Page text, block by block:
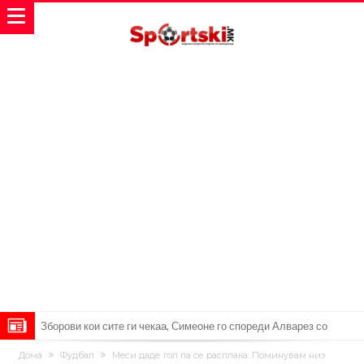
Реал Мадрид ја прекинува потрагата по нов играч за врска
Мекгрегор успешно опериран: Коленото е средено, се враќам
Дома Фудбал
Meси даде гол па се расплака: Поминувам низ